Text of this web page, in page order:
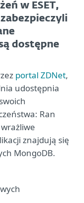
w ESET,
dostępne
portal ZDNet,
udostępnia
Ran
znajdują się
MongoDB.